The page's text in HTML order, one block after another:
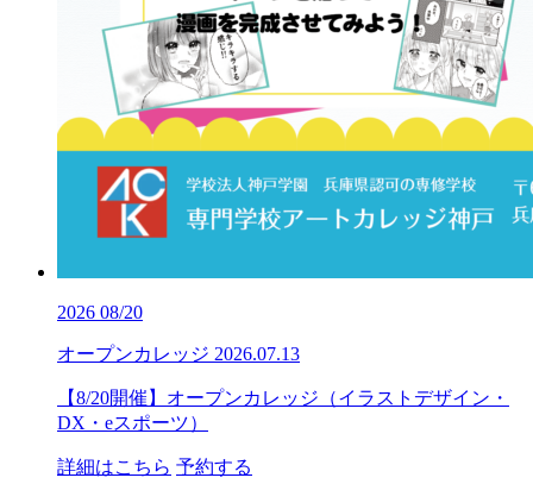
2026 08/20
オープンカレッジ 2026.07.13
【8/20開催】オープンカレッジ（イラストデザイン・
DX・eスポーツ）
詳細はこちら 予約する